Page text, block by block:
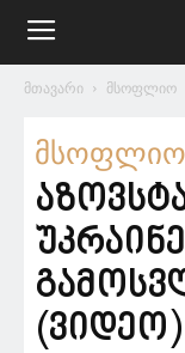
მთავარი მსოფლიო
მსოფლიო
(ვიდეო)